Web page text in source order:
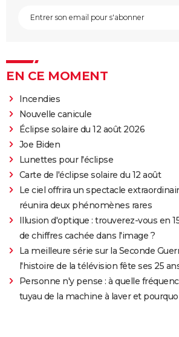
EN CE MOMENT
Incendies
Nouvelle canicule
Éclipse solaire du 12 août 2026
Joe Biden
Lunettes pour l'éclipse
Carte de l'éclipse solaire du 12 août
Le ciel offrira un spectacle
réunira deux phénomènes rares
Illusion d'optique : trouverez-vous en
de chiffres cachée dans l'image ?
La meilleure série sur la Seconde
l'histoire de la télévision fête ses 25
Personne n'y pense : à quelle
tuyau de la machine à laver et